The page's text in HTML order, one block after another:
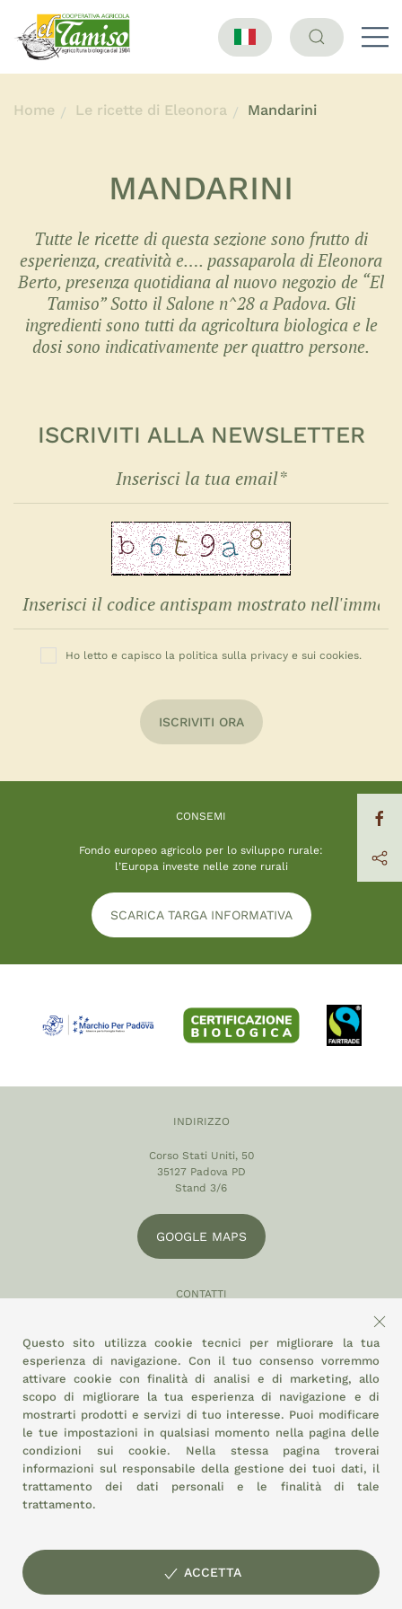
Home Le ricette di Eleonora Mandarini
MANDARINI
Tutte le ricette di questa sezione sono frutto di
esperienza, creatività e…. passaparola di Eleonora
Berto, presenza quotidiana al nuovo negozio de “El
Tamiso” Sotto il Salone n^28 a Padova. Gli
ingredienti sono tutti da agricoltura biologica e le
dosi sono indicativamente per quattro persone.
ISCRIVITI ALLA NEWSLETTER
Ho letto e capisco la politica sulla privacy e sui cookies.
ISCRIVITI ORA
CONSEMI
Fondo europeo agricolo per lo sviluppo rurale:
l’Europa investe nelle zone rurali
SCARICA TARGA INFORMATIVA
INDIRIZZO
Corso Stati Uniti, 50
35127 Padova PD
Stand 3/6
GOOGLE MAPS
CONTATTI
info@eltamiso.it
ADERIAMO A
Questo sito utilizza cookie tecnici per migliorare la tua
esperienza di navigazione. Con il tuo consenso vorremmo
attivare cookie con finalità di analisi e di marketing, allo
scopo di migliorare la tua esperienza di navigazione e di
mostrarti prodotti e servizi di tuo interesse. Puoi modificare
le tue impostazioni in qualsiasi momento nella pagina delle
condizioni sui cookie. Nella stessa pagina troverai
informazioni sul responsabile della gestione dei tuoi dati, il
trattamento dei dati personali e le finalità di tale
trattamento.
ACCETTA